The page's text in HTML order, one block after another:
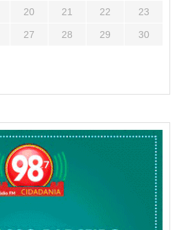
20 21 22 23
27 28 29 30